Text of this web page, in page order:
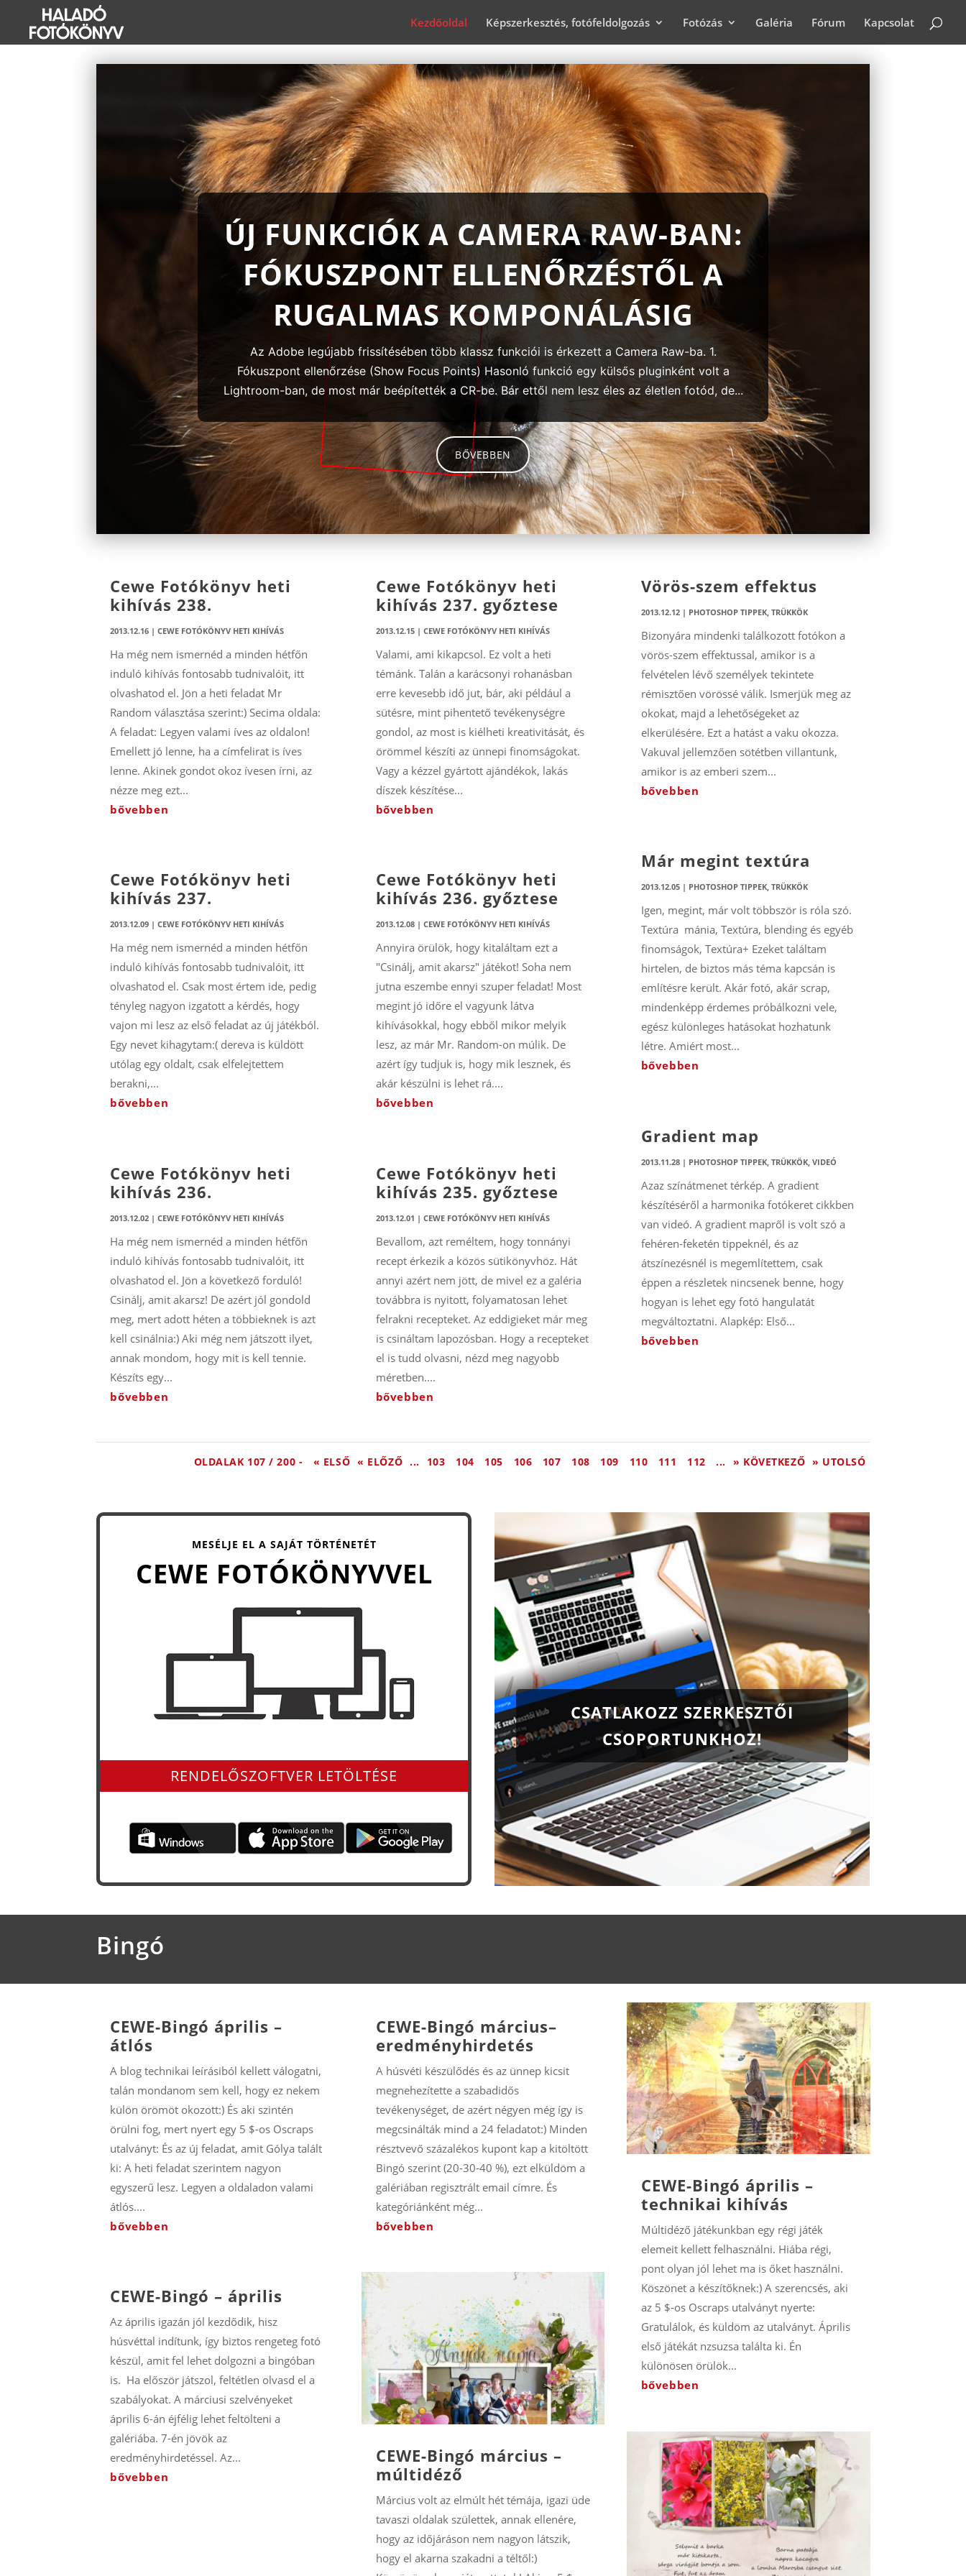
Kezdőoldal Képszerkesztés, fotófeldolgozás Fotózás Galéria Fórum Kapcsolat
ÚJ FUNKCIÓK A CAMERA RAW-BAN:
FÓKUSZPONT ELLENŐRZÉSTŐL A
RUGALMAS KOMPONÁLÁSIG
Az Adobe legújabb frissítésében több klassz funkciói is érkezett a Camera Raw-ba. 1.
Fókuszpont ellenőrzése (Show Focus Points) Hasonló funkció egy külsős pluginként volt a
Lightroom-ban, de most már beépítették a CR-be. Bár ettől nem lesz éles az életlen fotód, de...
BŐVEBBEN
Cewe Fotókönyv heti
kihívás 238.
2013.12.16 |CEWE FOTÓKÖNYV HETI KIHÍVÁS
Ha még nem ismernéd a minden hétfőn
induló kihívás fontosabb tudnivalóit, itt
olvashatod el. Jön a heti feladat Mr
Random választása szerint:) Secima oldala:
A feladat: Legyen valami íves az oldalon!
Emellett jó lenne, ha a címfelirat is íves
lenne. Akinek gondot okoz ívesen írni, az
nézze meg ezt...
bővebben
Cewe Fotókönyv heti
kihívás 237.
2013.12.09 |CEWE FOTÓKÖNYV HETI KIHÍVÁS
Ha még nem ismernéd a minden hétfőn
induló kihívás fontosabb tudnivalóit, itt
olvashatod el. Csak most értem ide, pedig
tényleg nagyon izgatott a kérdés, hogy
vajon mi lesz az első feladat az új játékból.
Egy nevet kihagytam:( dereva is küldött
utólag egy oldalt, csak elfelejtettem
berakni,...
bővebben
Cewe Fotókönyv heti
kihívás 236.
2013.12.02 |CEWE FOTÓKÖNYV HETI KIHÍVÁS
Ha még nem ismernéd a minden hétfőn
induló kihívás fontosabb tudnivalóit, itt
olvashatod el. Jön a következő forduló!
Csinálj, amit akarsz! De azért jól gondold
meg, mert adott héten a többieknek is azt
kell csinálnia:) Aki még nem játszott ilyet,
annak mondom, hogy mit is kell tennie.
Készíts egy...
bővebben
Cewe Fotókönyv heti
kihívás 237. győztese
2013.12.15| CEWE FOTÓKÖNYV HETI KIHÍVÁS
Valami, ami kikapcsol. Ez volt a heti
témánk. Talán a karácsonyi rohanásban
erre kevesebb idő jut, bár, aki például a
sütésre, mint pihentető tevékenységre
gondol, az most is kiélheti kreativitását, és
örömmel készíti az ünnepi finomságokat.
Vagy a kézzel gyártott ajándékok, lakás
díszek készítése...
bővebben
Cewe Fotókönyv heti
kihívás 236. győztese
2013.12.08| CEWE FOTÓKÖNYV HETI KIHÍVÁS
Annyira örülök, hogy kitaláltam ezt a
"Csinálj, amit akarsz" játékot! Soha nem
jutna eszembe ennyi szuper feladat! Most
megint jó időre el vagyunk látva
kihívásokkal, hogy ebből mikor melyik
lesz, az már Mr. Random-on múlik. De
azért így tudjuk is, hogy mik lesznek, és
akár készülni is lehet rá....
bővebben
Cewe Fotókönyv heti
kihívás 235. győztese
2013.12.01 | CEWE FOTÓKÖNYV HETI KIHÍVÁS
Bevallom, azt reméltem, hogy tonnányi
recept érkezik a közös sütikönyvhöz. Hát
annyi azért nem jött, de mivel ez a galéria
továbbra is nyitott, folyamatosan lehet
felrakni recepteket. Az eddigieket már meg
is csináltam lapozósban. Hogy a recepteket
el is tudd olvasni, nézd meg nagyobb
méretben....
bővebben
Vörös-szem effektus
2013.12.12| PHOTOSHOP TIPPEK, TRÜKKÖK
Bizonyára mindenki találkozott fotókon a
vörös-szem effektussal, amikor is a
felvételen lévő személyek tekintete
rémisztően vörössé válik. Ismerjük meg az
okokat, majd a lehetőségeket az
elkerülésére. Ezt a hatást a vaku okozza.
Vakuval jellemzően sötétben villantunk,
amikor is az emberi szem...
bővebben
Már megint textúra
2013.12.05| PHOTOSHOP TIPPEK, TRÜKKÖK
Igen, megint, már volt többször is róla szó.
Textúra mánia, Textúra, blending és egyéb
finomságok, Textúra+ Ezeket találtam
hirtelen, de biztos más téma kapcsán is
említésre került. Akár fotó, akár scrap,
mindenképp érdemes próbálkozni vele,
egész különleges hatásokat hozhatunk
létre. Amiért most...
bővebben
Gradient map
2013.11.28| PHOTOSHOP TIPPEK, TRÜKKÖK, VIDEÓ
Azaz színátmenet térkép. A gradient
készítéséről a harmonika fotókeret cikkben
van videó. A gradient mapről is volt szó a
fehéren-feketén tippeknél, és az
átszínezésnél is megemlítettem, csak
éppen a részletek nincsenek benne, hogy
hogyan is lehet egy fotó hangulatát
megváltoztatni. Alapkép: Első...
bővebben
OLDALAK 107 / 200 - « ELSŐ « ELŐZŐ ... 103 104 105 106 107 108 109 110 111 112 ... » KÖVETKEZŐ » UTOLSÓ
MESÉLJE EL A SAJÁT TÖRTÉNETÉT
CEWE FOTÓKÖNYVVEL
RENDELŐSZOFTVER LETÖLTÉSE
CSATLAKOZZ SZERKESZTŐI
CSOPORTUNKHOZ!
Bingó
CEWE-Bingó április –
átlós
A blog technikai leírásiból kellett válogatni,
talán mondanom sem kell, hogy ez nekem
külön örömöt okozott:) És aki szintén
örülni fog, mert nyert egy 5 $-os Oscraps
utalványt: És az új feladat, amit Gólya talált
ki: A heti feladat szerintem nagyon
egyszerű lesz. Legyen a oldaladon valami
átlós....
bővebben
CEWE-Bingó – április
Az április igazán jól kezdődik, hisz
húsvéttal indítunk, így biztos rengeteg fotó
készül, amit fel lehet dolgozni a bingóban
is. Ha először játszol, feltétlen olvasd el a
szabályokat. A márciusi szelvényeket
április 6-án éjfélig lehet feltölteni a
galériába. 7-én jövök az
eredményhirdetéssel. Az...
bővebben
CEWE-Bingó március–
eredményhirdetés
A húsvéti készülődés és az ünnep kicsit
megnehezítette a szabadidős
tevékenységet, de azért négyen még így is
megcsinálták mind a 24 feladatot:) Minden
résztvevő százalékos kupont kap a kitöltött
Bingó szerint (20-30-40 %), ezt elküldöm a
galériában regisztrált email címre. És
kategóriánként még...
bővebben
CEWE-Bingó március –
múltidéző
Március volt az elmúlt hét témája, igazi üde
tavaszi oldalak születtek, annak ellenére,
hogy az időjáráson nem nagyon látszik,
hogy el akarna szakadni a téltől:)
CEWE-Bingó április –
technikai kihívás
Múltidéző játékunkban egy régi játék
elemeit kellett felhasználni. Hiába régi,
pont olyan jól lehet ma is őket használni.
Köszönet a készítőknek:) A szerencsés, aki
az 5 $-os Oscraps utalványt nyerte:
Gratulálok, és küldöm az utalványt. Április
első játékát nzsuzsa találta ki. Én
különösen örülök...
bővebben